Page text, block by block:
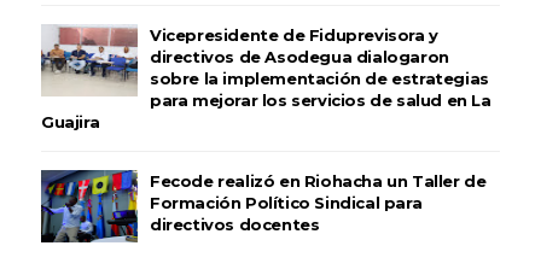
Vicepresidente de Fiduprevisora y
directivos de Asodegua dialogaron
sobre la implementación de estrategias
para mejorar los servicios de salud en La
Guajira
Fecode realizó en Riohacha un Taller de
Formación Político Sindical para
directivos docentes